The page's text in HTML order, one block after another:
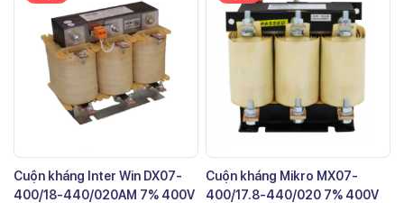
Cuộn kháng Inter Win DX07-
400/18-440/020AM 7% 400V
Cuộn kháng Mikro MX07-
400/17.8-440/020 7% 400V